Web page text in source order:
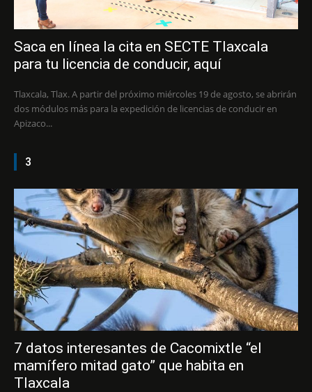
Saca en línea la cita en SECTE Tlaxcala
para tu licencia de conducir, aquí
Tlaxcala, Tlax. A partir del próximo miércoles 19 de agosto, se abrirán
dos módulos más para la expedición de licencias de conducir en
Apizaco...
3
7 datos interesantes de Cacomixtle “el
mamífero mitad gato” que habita en
Tlaxcala